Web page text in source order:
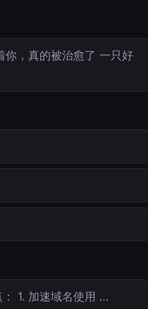
你，真的被治愈了 一只好
1. 加速域名使用 …